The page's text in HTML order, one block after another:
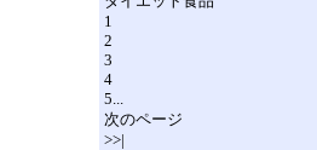
1
2
3
4
5...
次のページ
>>|